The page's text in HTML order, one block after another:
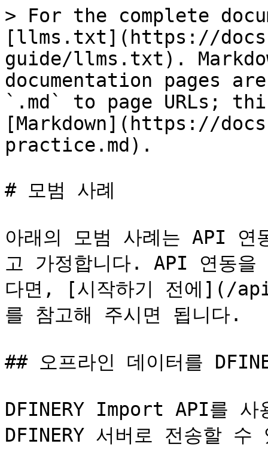
> For the complete
[llms.txt](https://
guide/llms.txt).
documentation pages
`.md` to page URLs;
[Markdown](https://
practice.md).
# 모범 사례
아래의 모범 사례는 API 연
고 가정합니다. API 연동
다면, [시작하기 전에](/
를 참고해 주시면 됩니다.
## 오프라인 데이터를
DFINERY Import API를 사
DFINERY 서버로 전송할 수